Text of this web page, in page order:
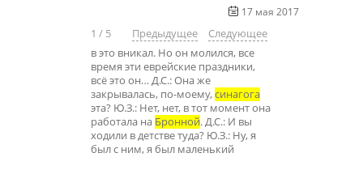
17 мая 2017
1 / 5 Предыдущее
Следующее
в это вникал. Но он молился, все
время эти еврейские праздники,
всё это он… Д.С.: Она же
закрывалась, по-моему,синагога
эта? Ю.З.: Нет, нет, в тот момент она
работала на Бронной. Д.С.: И вы
ходили в детстве туда? Ю.З.: Ну, я
был с ним, я был маленький